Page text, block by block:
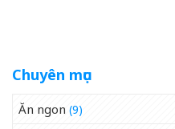
Chuyên mục
Ăn ngon (9)